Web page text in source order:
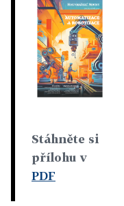
Stáhněte si
přílohu v
PDF